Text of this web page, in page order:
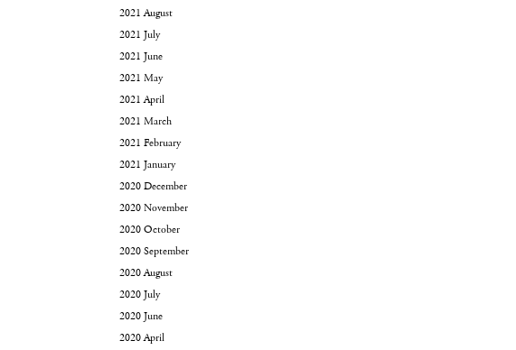
2021 August
2021 July
2021 June
2021 May
2021 April
2021 March
2021 February
2021 January
2020 December
2020 November
2020 October
2020 September
2020 August
2020 July
2020 June
2020 April